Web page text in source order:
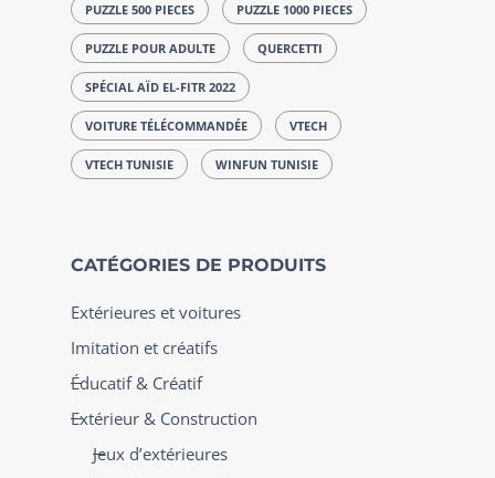
PUZZLE 500 PIECES PUZZLE 1000 PIECES
PUZZLE POUR ADULTE QUERCETTI
SPÉCIAL AÏD EL-FITR 2022
VOITURE TÉLÉCOMMANDÉE VTECH
VTECH TUNISIE WINFUN TUNISIE
CATÉGORIES DE PRODUITS
Extérieures et voitures
Imitation et créatifs
Éducatif & Créatif
Extérieur & Construction
Jeux d’extérieures